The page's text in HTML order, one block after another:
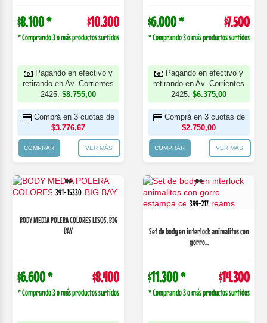
$8.100 * $10.300
* Comprando 3 o más productos surtidos
Pagando en efectivo y
retirando en Av. Corrientes
2425: $8.755,00
Comprá en 3 cuotas de
$3.776,67
COMPRAR VER MÁS
$6.000 * $7.500
* Comprando 3 o más productos surtidos
Pagando en efectivo y
retirando en Av. Corrientes
2425: $6.375,00
Comprá en 3 cuotas de
$2.750,00
COMPRAR VER MÁS
391-15330
BODY MEDIA POLERA COLORES LISOS. BIG
BAY
$6.600 * $8.400
* Comprando 3 o más productos surtidos
399-217
Set de body en interlock animalitos con
gorro...
$11.300 * $14.300
* Comprando 3 o más productos surtidos